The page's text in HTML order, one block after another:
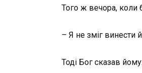
Того ж вечора, коли
– Я не зміг винести
Тоді Бог сказав йому: